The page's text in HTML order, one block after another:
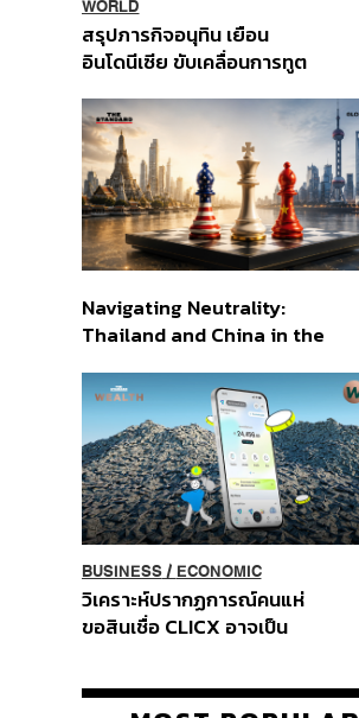
WORLD
สรุปภารกิจอนุทิน เยือน
อินโดนีเซีย ขับเคลื่อนการทูต
ส่วนยุทธศาสตร์ไทย –
อินโดนีเซีย
Navigating Neutrality:
Thailand and China in the
Order
BUSINESS/ ECONOMIC
วิเคราะห์ปรากฏการณ์คนแห่
ขอสินเชื่อ CLICX อาจเป็น
ปัญหาหนี้ครัวเรือนไทยที่ถูกซุก